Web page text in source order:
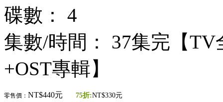
碟數： 4
集數/時間： 37集完【
+OST專輯】
零售價： NT$440元 75折:NT$330元